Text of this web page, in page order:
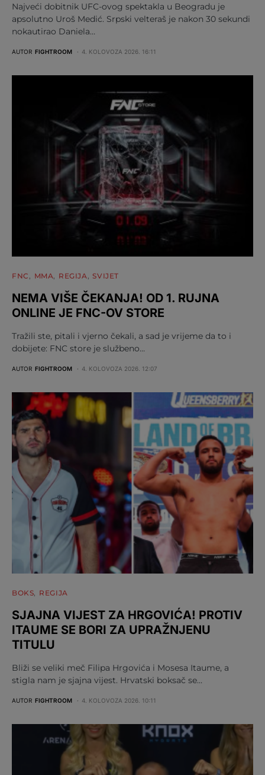
Najveći dobitnik UFC-ovog spektakla u Beogradu je
apsolutno Uroš Medić. Srpski velteraš je nakon 30 sekundi
nokautirao Daniela…
AUTOR FIGHTROOM 4. KOLOVOZA 2026. 16:11
FNC MMA REGIJA SVIJET
NEMA VIŠE ČEKANJA! OD 1. RUJNA
ONLINE JE FNC-OV STORE
Tražili ste, pitali i vjerno čekali, a sad je vrijeme da to i
dobijete: FNC store je službeno…
AUTOR FIGHTROOM 4. KOLOVOZA 2026. 12:07
BOKS REGIJA
SJAJNA VIJEST ZA HRGOVIĆA! PROTIV
ITAUME SE BORI ZA UPRAŽNJENU
TITULU
Bliži se veliki meč Filipa Hrgovića i Mosesa Itaume, a
stigla nam je sjajna vijest. Hrvatski boksač se…
AUTOR FIGHTROOM 4. KOLOVOZA 2026. 10:11